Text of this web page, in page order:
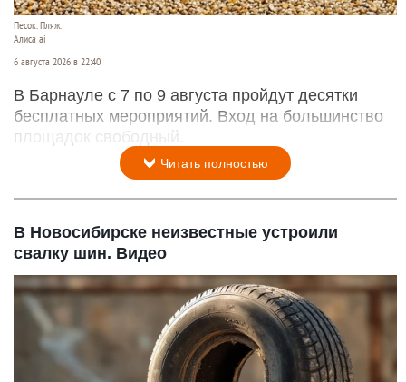
Песок. Пляж.
Алиса ai
6 августа 2026 в 22:40
В Барнауле с 7 по 9 августа пройдут десятки
бесплатных мероприятий. Вход на большинство
площадок свободный.
Читать полностью
В Новосибирске неизвестные устроили
свалку шин. Видео